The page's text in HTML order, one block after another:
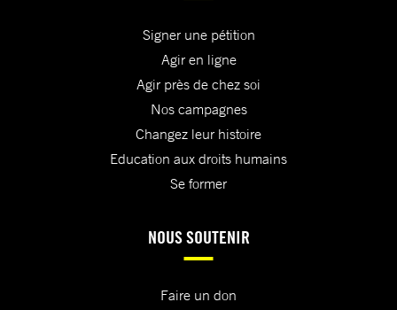
Signer une pétition
Agir en ligne
Agir près de chez soi
Nos campagnes
Changez leur histoire
Education aux droits humains
Se former
NOUS SOUTENIR
Faire un don